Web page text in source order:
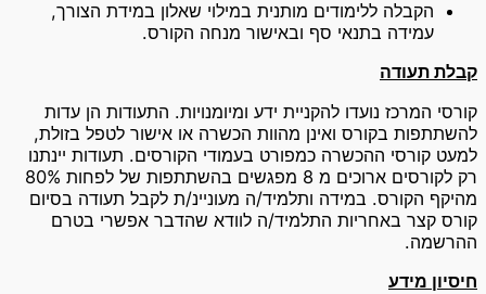
הקבלה ללימודים מותנית במילוי שאלון במידת הצורך,
עמידה בתנאי סף ובאישור מנחה הקורס.
קבלת תעודה
קורסי המרכז נועדו להקניית ידע ומיומנויות. התעודות הן עדות
להשתתפות בקורס ואינן מהוות הכשרה או אישור לטפל בזולת,
למעט קורסי ההכשרה כמפורט בעמודי הקורסים. תעודות יינתנו
רק לקורסים ארוכים מ 8 מפגשים בהשתתפות של לפחות 80%
מהיקף הקורס. במידה ותלמיד/ה מעוניינ/ת לקבל תעודה בסיום
קורס קצר באחריות התלמיד/ה לוודא שהדבר אפשרי בטרם
ההרשמה.
חיסיון מידע